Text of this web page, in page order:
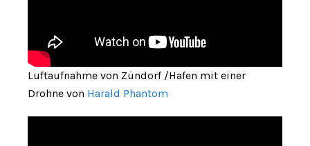
Luftaufnahme von Zündorf /Hafen mit einer
Drohne von Harald Phantom